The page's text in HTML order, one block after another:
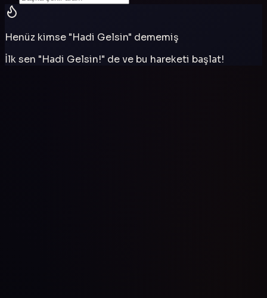
Henüz kimse "Hadi Gelsin" dememiş
İlk sen "Hadi Gelsin!" de ve bu hareketi başlat!